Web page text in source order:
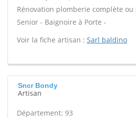
Rénovation plomberie complète
Senior - Baignoire à Porte -
Voir la fiche artisan : Sarl baldino
Sncr Bondy
Artisan
Département: 93